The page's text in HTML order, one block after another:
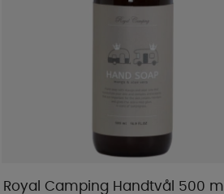
Royal Camping Handtvål 500 ml